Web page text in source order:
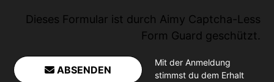
Dieses Formular ist durch Aimy Captcha-Less
Form Guard geschützt.
ABSENDEN
Mit der Anmeldung
stimmst du dem Erhalt